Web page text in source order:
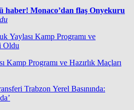
haber! Monaco’dan flaş Onyekuru
Kamp Programı ve Hazırlık Maçları